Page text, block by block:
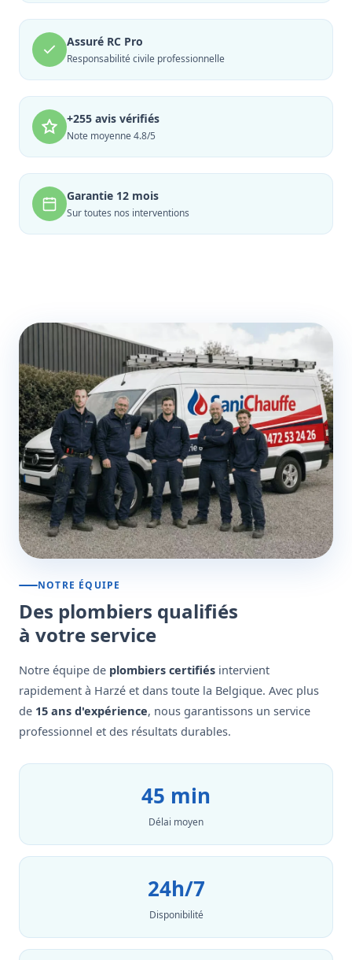
Assuré RC Pro
Responsabilité civile professionnelle
+255 avis vérifiés
Note moyenne 4.8/5
Garantie 12 mois
Sur toutes nos interventions
NOTRE ÉQUIPE
Des plombiers qualifiés
à votre service
Notre équipe de plombiers certifiés intervient
rapidement à Harzé et dans toute la Belgique. Avec plus
de 15 ans d'expérience, nous garantissons un service
professionnel et des résultats durables.
45 min
Délai moyen
24h/7
Disponibilité